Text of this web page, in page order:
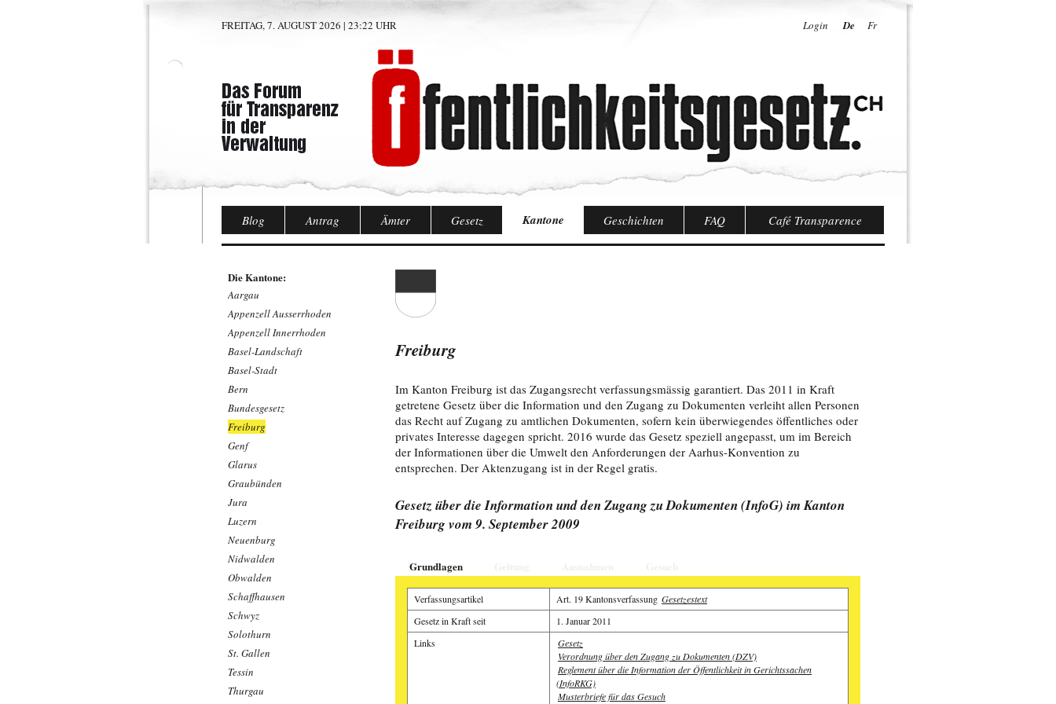
FREITAG, 7. AUGUST 2026 | 23:22 UHR Login De Fr
Blog Antrag Ämter Gesetz Kantone Geschichten FAQ Café Transparence
Die Kantone:
Aargau
Appenzell Ausserrhoden
Appenzell Innerrhoden
Basel-Landschaft
Basel-Stadt
Bern
Bundesgesetz
Freiburg
Genf
Glarus
Graubünden
Jura
Luzern
Neuenburg
Nidwalden
Obwalden
Schaffhausen
Schwyz
Solothurn
St. Gallen
Tessin
Thurgau
Freiburg
Im Kanton Freiburg ist das Zugangsrecht verfassungsmässig garantiert. Das 2011 in Kraft
getretene Gesetz über die Information und den Zugang zu Dokumenten verleiht allen Personen
das Recht auf Zugang zu amtlichen Dokumenten, sofern kein überwiegendes öffentliches oder
privates Interesse dagegen spricht. 2016 wurde das Gesetz speziell angepasst, um im Bereich
der Informationen über die Umwelt den Anforderungen der Aarhus-Konvention zu
entsprechen. Der Aktenzugang ist in der Regel gratis.
Gesetz über die Information und den Zugang zu Dokumenten (InfoG) im Kanton
Freiburg vom 9. September 2009
Grundlagen
Verfassungsartikel Art. 19 Kantonsverfassung Gesetzestext
Gesetz in Kraft seit
1. Januar 2011
Links
Gesetz
Verordnung über den Zugang zu Dokumenten (DZV)
Reglement über die Information der Öffentlichkeit in Gerichtssachen
(InfoRKG)
Musterbriefe für das Gesuch